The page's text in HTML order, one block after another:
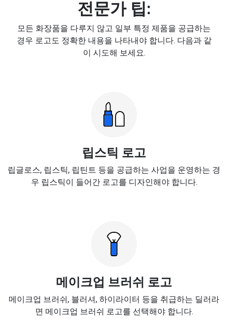
전문가 팁:
모든 화장품을 다루지 않고 일부 특정 제품을 공급하는
경우 로고도 정확한 내용을 나타내야 합니다. 다음과 같
이 시도해 보세요.
립스틱 로고
립글로스, 립스틱, 립틴트 등을 공급하는 사업을 운영하는 경
우 립스틱이 들어간 로고를 디자인해야 합니다.
메이크업 브러쉬 로고
메이크업 브러쉬, 블러셔, 하이라이터 등을 취급하는 딜러라
면 메이크업 브러쉬 로고를 선택해야 합니다.